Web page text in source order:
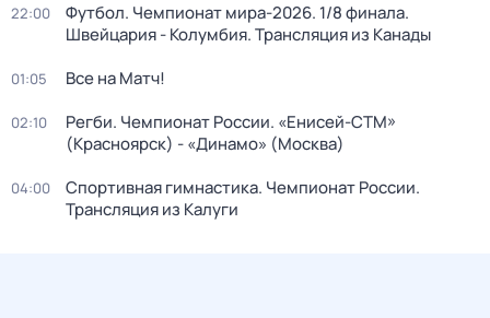
22:00
Футбол. Чемпионат мира-2026. 1/8 финала.
Швейцария - Колумбия. Трансляция из Канады
01:05 Все на Матч!
02:10
Регби. Чемпионат России. «Енисей-СТМ»
(Красноярск) - «Динамо» (Москва)
04:00
Спортивная гимнастика. Чемпионат России.
Трансляция из Калуги